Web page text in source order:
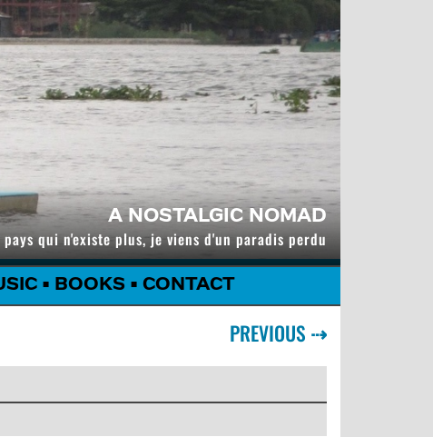
A NOSTALGIC NOMAD
qui n'existe plus, je viens d'un paradis perdu
• BOOKS • CONTACT
PREVIOUS ⇢